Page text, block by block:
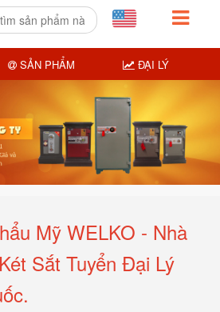
Mỹ WELKO - Nhà
Sắt Tuyển Đại Lý
SẢN PHẨM ĐẠI LÝ